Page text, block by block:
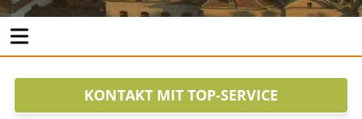
KONTAKT MIT TOP-SERVICE